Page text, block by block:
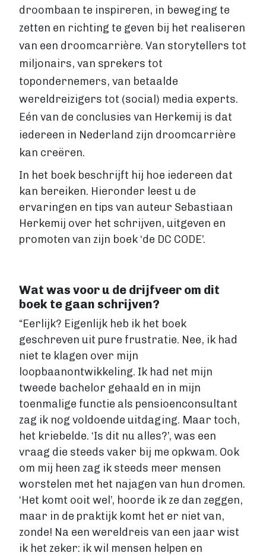
VIA BOEKENBESTELLEN.NL
Boek uitgeven via Boekenbestellen.nl
Boek uitgeven via eigen website
E-BOOK UITGEVEN
Boek uitgeven als e-book
Wat is een e-book?
E-book opmaken
E-book verkopen
Stappenplan
Boek schrijven
Boek redigeren
BOEK MAKEN
Boek maken
Zakelijk boek
Luisterboek
Zakelijk boek
Coachingboek
Marketingboek
LIFESTYLE
Lifestyle
Biografie
Dagboek
Gezondheidsboek
Kookboek
Reisboek
Boek schrijven
FICTIE
Fictie
Chicklit
Fantasy
droombaan te inspireren, in beweging te
zetten en richting te geven bij het realiseren
van een droomcarrière. Van storytellers tot
miljonairs, van sprekers tot
topondernemers, van betaalde
wereldreizigers tot (social) media experts.
Eén van de conclusies van Herkemij is dat
iedereen in Nederland zijn droomcarrière
kan creëren.
In het boek beschrijft hij hoe iedereen dat
kan bereiken. Hieronder leest u de
ervaringen en tips van auteur Sebastiaan
Herkemij over het schrijven, uitgeven en
promoten van zijn boek ‘de DC CODE’.
Wat was voor u de drijfveer om dit
boek te gaan schrijven?
“Eerlijk? Eigenlijk heb ik het boek
geschreven uit pure frustratie. Nee, ik had
niet te klagen over mijn
loopbaanontwikkeling. Ik had net mijn
tweede bachelor gehaald en in mijn
toenmalige functie als pensioenconsultant
zag ik nog voldoende uitdaging. Maar toch,
het kriebelde. ‘Is dit nu alles?’, was een
vraag die steeds vaker bij me opkwam. Ook
om mij heen zag ik steeds meer mensen
worstelen met het najagen van hun dromen.
‘Het komt ooit wel’, hoorde ik ze dan zeggen,
maar in de praktijk komt het er niet van,
zonde! Na een wereldreis van een jaar wist
ik het zeker: ik wil mensen helpen en